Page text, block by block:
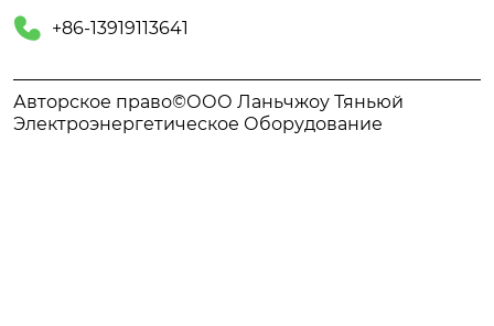
 +86-13919113641
Авторское право©ООО Ланьчжоу Тяньюй
Электроэнергетическое Оборудование